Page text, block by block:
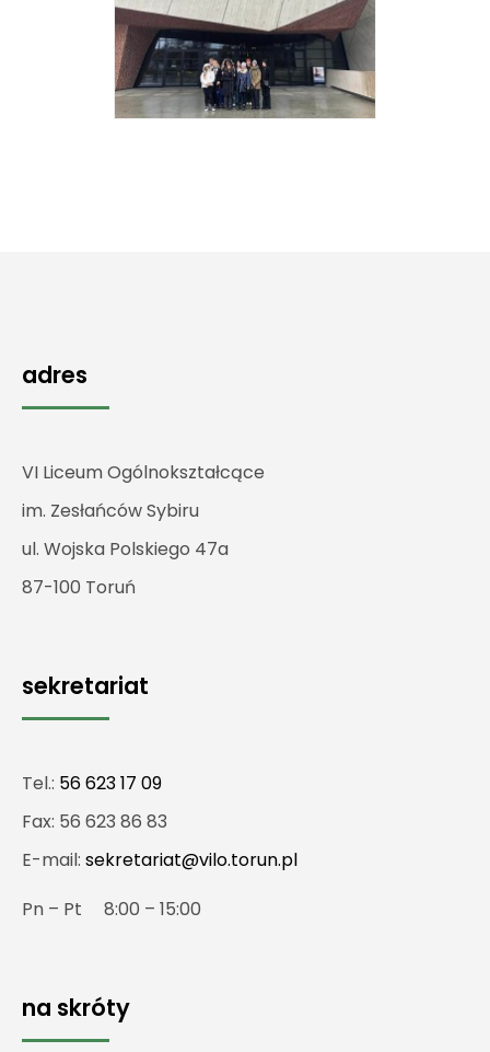
adres
VI Liceum Ogólnokształcące
im. Zesłańców Sybiru
ul. Wojska Polskiego 47a
87-100 Toruń
sekretariat
Tel.: 56 623 17 09
Fax: 56 623 86 83
E-mail: sekretariat@vilo.torun.pl
Pn – Pt 8:00 – 15:00
na skróty